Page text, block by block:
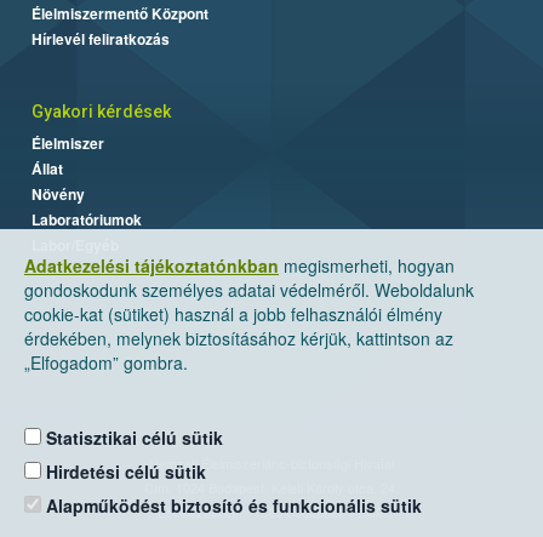
Adatkezelési tájékoztatónkban megismerheti, hogyan
gondoskodunk személyes adatai védelméről. Weboldalunk
cookie-kat (sütiket) használ a jobb felhasználói élmény
érdekében, melynek biztosításához kérjük, kattintson az
„Elfogadom” gombra.
Statisztikai célú sütik
Hirdetési célú sütik
Alapműködést biztosító és funkcionális sütik
Élelmiszermentő Központ
Hírlevél feliratkozás
Gyakori kérdések
Élelmiszer
Állat
Növény
Laboratóriumok
Nemzeti Élelmiszerlánc-biztonsági Hivatal
Levelezési cím: 1525 Budapest. Pf. 30.